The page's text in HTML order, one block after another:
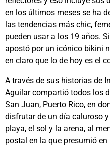
en los últimos meses se ha
las tendencias más chic,
pueden usar a los 19 años.
apostó por un icónico bikini
en claro que lo de hoy es el
A través de sus historias de
Aguilar compartió todos los
San Juan, Puerto Rico, en
disfrutar de un día caluroso
playa, el sol y la arena, al
postal en la que presumió